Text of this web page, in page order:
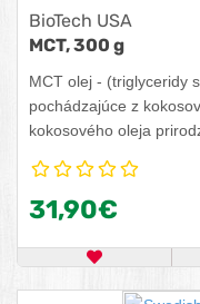
BioTech USA
MCT, 300 g
MCT olej - (triglyceridy
pochádzajúce z
kokosového oleja
molekulárnu štruktúru
transportované a
BioTechUSA je, že sa
31,90€
OBĽÚBENÝ